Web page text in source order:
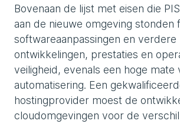
Bovenaan de lijst met eisen die
aan de nieuwe omgeving stonden
softwareaanpassingen en verdere
ontwikkelingen, prestaties en
veiligheid, evenals een hoge mate
automatisering. Een
hostingprovider moest de
cloudomgevingen voor de